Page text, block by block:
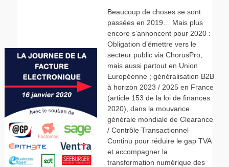
Beaucoup de choses se sont
passées en 2019… Mais plus
encore s’annoncent pour 2020 :
Obligation d’émettre vers le
secteur public via ChorusPro,
mais aussi partout en Union
Européenne ; généralisation B2B
à horizon 2023 / 2025 en France
(article 153 de la loi de finances
2020), dans la mouvance
générale mondiale de Clearance
/ Contrôle Transactionnel
Continu pour réduire le gap TVA
et accompagner la
transformation numérique des